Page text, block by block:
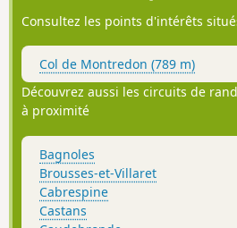
les psoas et les quadriceps.
Consultez les points d'intérêts
Col de Montredon (789 m)
Découvrez aussi les circuits de
à proximité
Bagnoles
Brousses-et-Villaret
Cabrespine
Castans